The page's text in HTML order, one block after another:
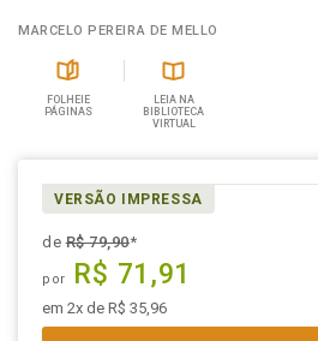
MARCELO PEREIRA DE MELLO
FOLHEIE
PÁGINAS
LEIA NA
BIBLIOTECA
VIRTUAL
VERSÃO IMPRESSA
deR$ 79,90*
por R$ 71,91
em 2x de R$ 35,96